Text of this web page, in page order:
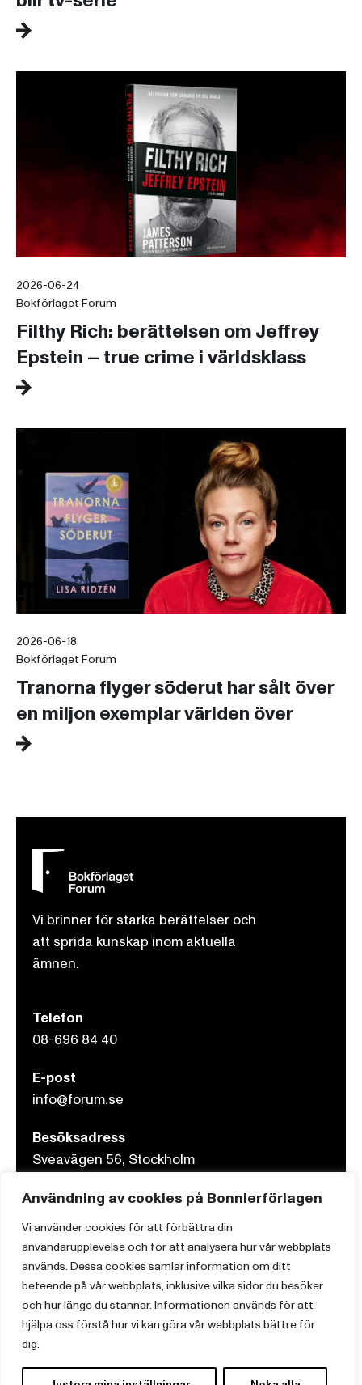
Användning av cookies på Bonnierförlagen
Vi använder cookies för att förbättra din
användarupplevelse och för att analysera hur vår webbplats
används. Dessa cookies samlar information om ditt
beteende på vår webbplats, inklusive vilka sidor du besöker
och hur länge du stannar. Informationen används för att
hjälpa oss förstå hur vi kan göra vår webbplats bättre för
dig.
2026-06-24
Bokförlaget Forum
Filthy Rich: berättelsen om Jeffrey
Epstein – true crime i världsklass
2026-06-18
Bokförlaget Forum
Tranorna flyger söderut har sålt över
en miljon exemplar världen över
Vi brinner för starka berättelser och
att sprida kunskap inom aktuella
ämnen.
Telefon
08-696 84 40
E-post
info@forum.se
Besöksadress
Sveavägen 56, Stockholm
Postadress
Box 3159, 103 63 Stockholm
Om Bonnierförlagen
Cookies
Integritetspolicy